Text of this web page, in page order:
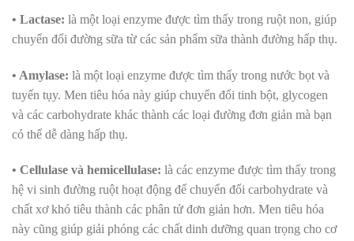
• Lactase: là một loại enzyme được tìm thấy trong ruột non, giúp
chuyển đổi đường sữa từ các sản phẩm sữa thành đường hấp thụ.
• Amylase: là một loại enzyme được tìm thấy trong nước bọt và
tuyến tụy. Men tiêu hóa này giúp chuyển đổi tinh bột, glycogen
và các carbohydrate khác thành các loại đường đơn giản mà bạn
có thể dễ dàng hấp thụ.
• Cellulase và hemicellulase: là các enzyme được tìm thấy trong
hệ vi sinh đường ruột hoạt động để chuyển đổi carbohydrate và
chất xơ khó tiêu thành các phân tử đơn giản hơn. Men tiêu hóa
này cũng giúp giải phóng các chất dinh dưỡng quan trọng cho cơ